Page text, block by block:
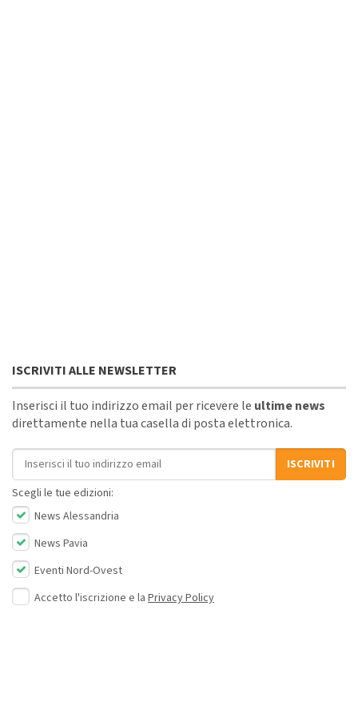
ISCRIVITI ALLE NEWSLETTER
Inserisci il tuo indirizzo email per ricevere le ultime news
direttamente nella tua casella di posta elettronica.
Indirizzo email
ISCRIVITI
Scegli le tue edizioni:
News Alessandria
News Pavia
Eventi Nord-Ovest
Accetto l'iscrizione e la Privacy Policy